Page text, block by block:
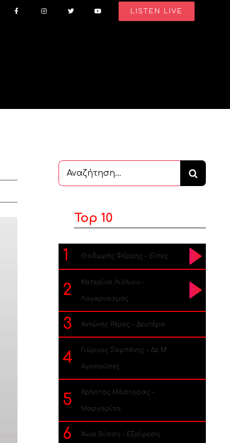
LISTEN LIVE
Αναζήτηση
...
Top 10
1 Θοδωρής Φέρρης – Είπες
2 Κατερίνα Λιόλιου –
Λογαριασμός
3 Αντώνης Ρέμος – Δευτέρα
4 Γιώργος Σαμπάνης – Δε Μ’
Αγαπούσες
5 Χρήστος Μάστορας –
Μαργαρίτα
6 Άννα Βίσση – Εξαίρεση